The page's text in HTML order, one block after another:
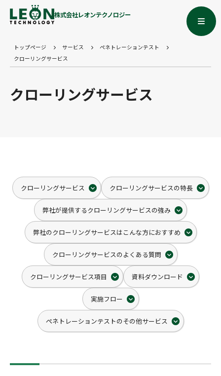
株式会社レオンテクノロジー
トップページ サービス
ペネトレーションテスト
クローリングサービス
クローリングサービス
クローリングサービス クローリングサービスの特長
弊社が提供するクローリングサービスの強み
弊社のクローリングサービスはこんな方におすすめ
クローリングサービスのよくある質問
クローリングサービス項目 資料ダウンロード
実施フロー
ペネトレーションテストのその他サービス